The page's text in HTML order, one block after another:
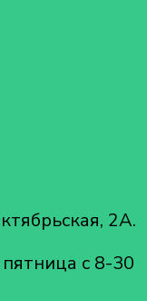
2А.
с 8-30